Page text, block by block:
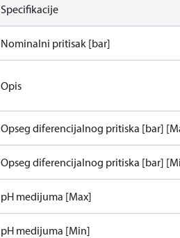
Specifikacije
Nominalni pritisak [bar]
Opis
Opseg diferencijalnog pritiska [bar]
Opseg diferencijalnog pritiska [bar]
pH medijuma [Max]
pH medijuma [Min]